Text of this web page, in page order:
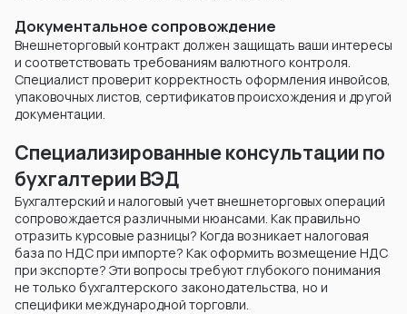
Документальное сопровождение
Внешнеторговый контракт должен защищать ваши интересы
и соответствовать требованиям валютного контроля.
Специалист проверит корректность оформления инвойсов,
упаковочных листов, сертификатов происхождения и другой
документации.
Специализированные консультации по
бухгалтерии ВЭД
Бухгалтерский и налоговый учет внешнеторговых операций
сопровождается различными нюансами. Как правильно
отразить курсовые разницы? Когда возникает налоговая
база по НДС при импорте? Как оформить возмещение НДС
при экспорте? Эти вопросы требуют глубокого понимания
не только бухгалтерского законодательства, но и
специфики международной торговли.